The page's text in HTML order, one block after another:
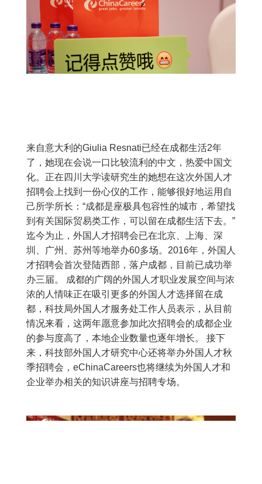
来自意大利的Giulia Resnati已经在成都生活2年
了，她现在会说一口比较流利的中文，热爱中国文
化。正在四川大学读研究生的她想在这次外国人才
招聘会上找到一份心仪的工作，能够很好地运用自
己所学所长：“成都是座极具包容性的城市，希望找
到有关国际贸易类工作，可以留在成都生活下去。”
迄今为止，外国人才招聘会已在北京、上海、深
圳、广州、苏州等地举办60多场。2016年，外国人
才招聘会首次登陆西部，落户成都，目前已成功举
办三届。 成都的广阔的外国人才职业发展空间与浓
浓的人情味正在吸引更多的外国人才选择留在成
都，科技局外国人才服务处工作人员表示，从目前
情况来看，这两年愿意参加此次招聘会的成都企业
的参与度高了，本地企业数量也逐年增长。 接下
来，科技部外国人才研究中心还将举办外国人才秋
季招聘会，eChinaCareers也将继续为外国人才和
企业举办相关的知识讲座与招聘专场。